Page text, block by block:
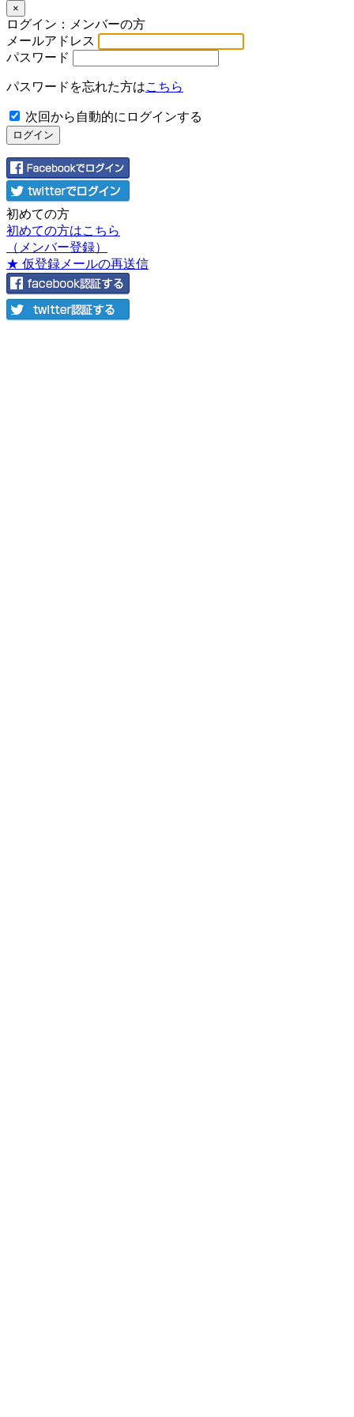
×
ログイン：メンバーの方
メールアドレス
パスワード
パスワードを忘れた方はこちら
次回から自動的にログインする
初めての方
初めての方はこちら
（メンバー登録）
★ 仮登録メールの再送信